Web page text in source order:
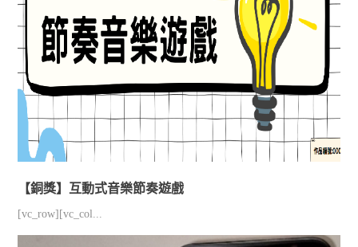
【銅獎】互動式音樂節奏遊戲
[vc_row][vc_col...